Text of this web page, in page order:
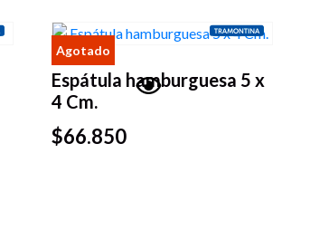
Espátula hamburguesa 5 x
4 Cm.
$66.850